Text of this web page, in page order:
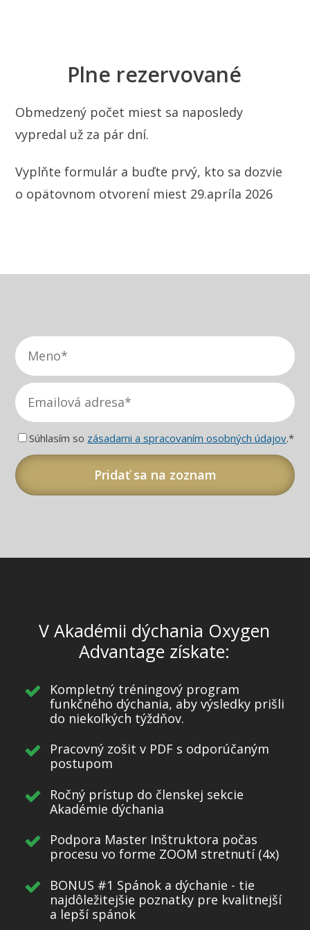
Plne rezervované
Obmedzený počet miest sa naposledy
vypredal už za pár dní.
Vyplňte formulár a buďte prvý, kto sa dozvie
o opätovnom otvorení miest 29.apríla 2026
Súhlasím so zásadami a spracovaním osobných údajov.*
Pridať sa na zoznam
V Akadémii dýchania Oxygen
Advantage získate:
Kompletný tréningový program
funkčného dýchania, aby výsledky prišli
do niekoľkých týždňov.
Pracovný zošit v PDF s odporúčaným
postupom
Ročný prístup do členskej sekcie
Akadémie dýchania
Podpora Master Inštruktora počas
procesu vo forme ZOOM stretnutí (4x)
BONUS #1 Spánok a dýchanie - tie
najdôležitejšie poznatky pre kvalitnejší
a lepší spánok